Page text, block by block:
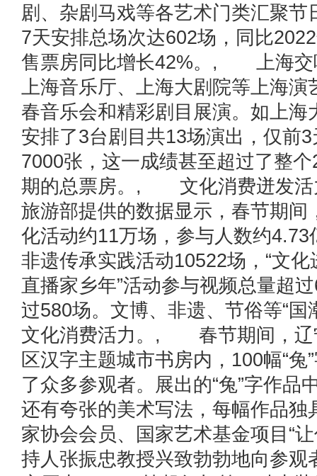
剧、杂剧马戏等各艺术门类汇聚节
7天安排总场次达602场，同比
售票房同比增长42%。, 上海交
上海音乐厅、上海大剧院等上海
春音乐会和精彩剧目展演。如上海
安排了3台剧目共13场演出，仅前
7000张，这一成绩甚至超过了整
期的总票房。, 文化消费迸发
旅游部提供的数据显示，春节期间
化活动约11万场，参与人数约4.73
非遗传承实践活动10522场，“文
直播家乡年”活动参与视频总量超
过580场。文博、非遗、节俗等“国
文化消费活力。, 春节期间，辽
区汉字主题城市书房内，100幅“兔
了众多参观者。展出的“兔”字作品
还有夸张的美术写法，每幅作品独
家协会会员、国家艺术基金项目“
持人张振忠教授兴致勃勃地向参观